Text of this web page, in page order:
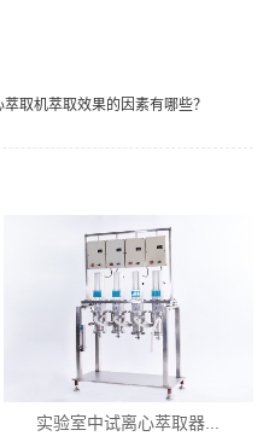
取机萃取效果的因素有哪些？
实验室中试离心萃取器...